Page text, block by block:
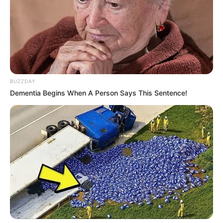
móveis até objetos de decoração.
Além disso, também é possível aproveitar esse
material de outras formas inteligentes e pouco
conhecidas pelas pessoas, como para fazer piso
antiderrapante a até sola de sapato.
BUZZDAY
Dementia Begins When A Person Says This Sentence!